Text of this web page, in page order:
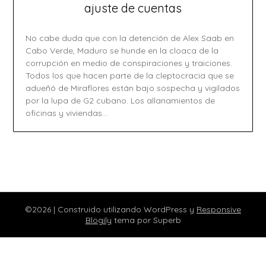
ajuste de cuentas
No cabe duda que con la detención de Alex Saab en
Cabo Verde, Maduro se hunde en la cloaca de la
corrupción en medio de conspiraciones y traiciones.
Todos los que hacen parte de la cleptocracia que se
adueñó de Miraflores están bajo sospecha y vigilados
por la lupa de G2 cubano. Los allanamientos de
oficinas y viviendas…
©2026 | Construido utilizando WordPress y Responsive
Blogily tema por Superb